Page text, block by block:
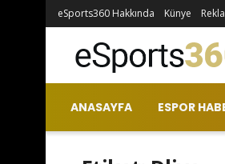
eSports360 Hakkında Künye
ANASAYFA ESPOR